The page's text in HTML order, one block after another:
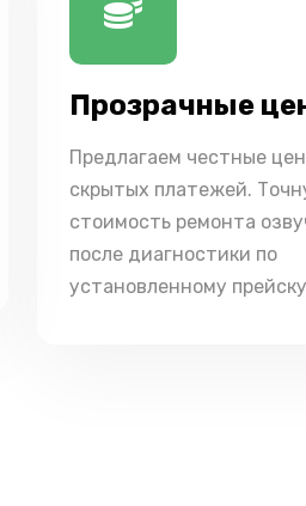
Прозрачные
Предлагаем честные
скрытых платежей.
стоимость ремонта
после диагностики по
установленному